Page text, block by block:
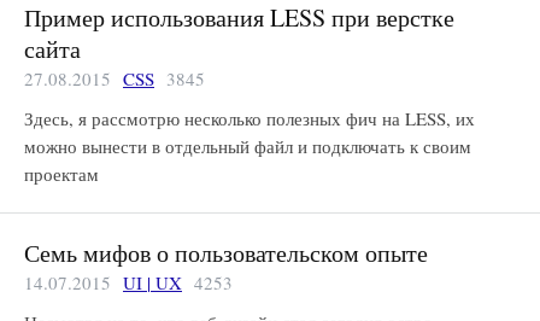
Пример использования LESS при верстке
сайта
27.08.2015 CSS 3845
Здесь, я рассмотрю несколько полезных фич на LESS, их
можно вынести в отдельный файл и подключать к своим
проектам
Семь мифов о пользовательском опыте
14.07.2015 UI | UX 4253